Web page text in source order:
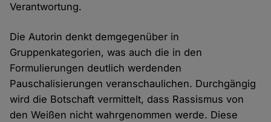
Verantwortung.
Die Autorin denkt demgegenüber in
Gruppenkategorien, was auch die in den
Formulierungen deutlich werdenden
Pauschalisierungen veranschaulichen. Durchgängig
wird die Botschaft vermittelt, dass Rassismus von
den Weißen nicht wahrgenommen werde. Diese